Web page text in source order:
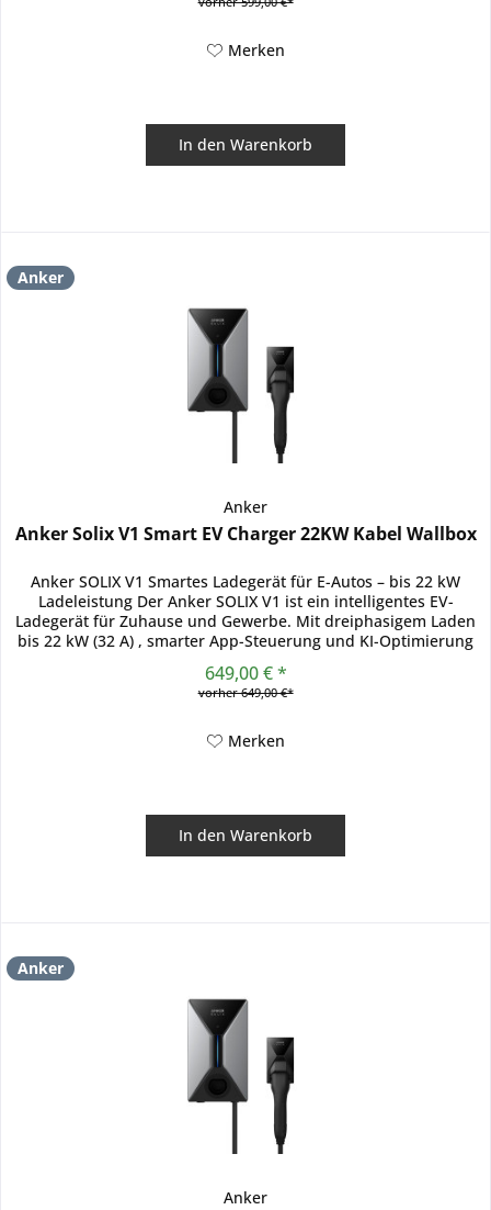
Merken
In den Warenkorb
Anker
Anker
Anker Solix V1 Smart EV Charger 22KW Kabel Wallbox
Anker SOLIX V1 Smartes Ladegerät für E-Autos – bis 22 kW
Ladeleistung Der Anker SOLIX V1 ist ein intelligentes EV-
Ladegerät für Zuhause und Gewerbe. Mit dreiphasigem Laden
bis 22 kW (32 A) , smarter App-Steuerung und KI-Optimierung
649,00 € *
vorher 649,00 €*
Merken
In den Warenkorb
Anker
Anker